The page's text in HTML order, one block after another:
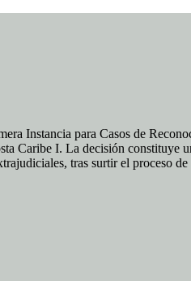
Instancia para Casos de
Caribe I. La decisión
tras surtir el proceso